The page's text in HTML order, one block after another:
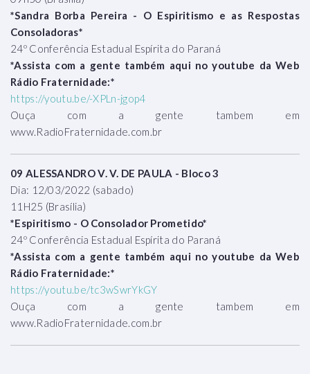
*Sandra Borba Pereira - O Espiritismo e as Respostas
Consoladoras*
24º Conferência Estadual Espírita do Paraná
*Assista com a gente também aqui no youtube da Web
Rádio Fraternidade:*
https://youtu.be/-XPLn-jgop4
Ouça com a gente tambem em
www.RadioFraternidade.com.br
09 ALESSANDRO V. V. DE PAULA - Bloco 3
Dia: 12/03/2022 (sabado)
11H25 (Brasília)
*Espiritismo - O Consolador Prometido*
24º Conferência Estadual Espírita do Paraná
*Assista com a gente também aqui no youtube da Web
Rádio Fraternidade:*
https://youtu.be/tc3wSwrYkGY
Ouça com a gente tambem em
www.RadioFraternidade.com.br